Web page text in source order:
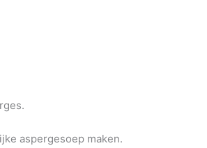
aspergesoep maken.